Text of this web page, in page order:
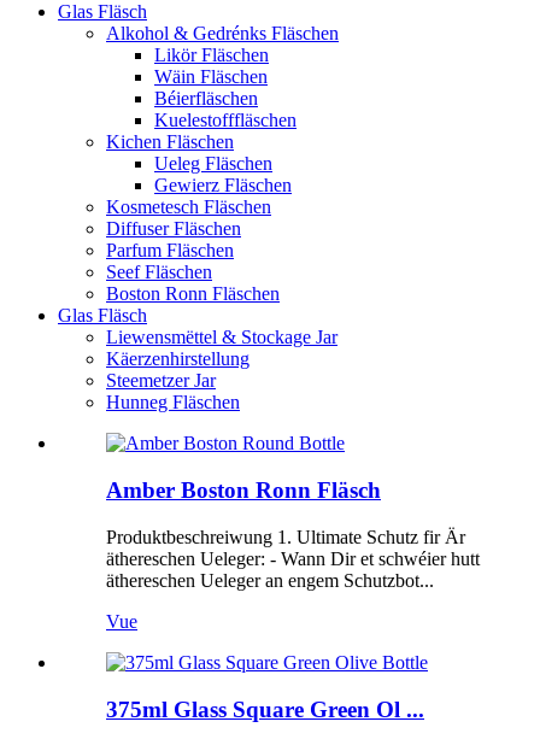
Glas Fläsch
Alkohol & Gedrénks Fläschen
Likör Fläschen
Wäin Fläschen
Béierfläschen
Kuelestofffläschen
Kichen Fläschen
Ueleg Fläschen
Gewierz Fläschen
Kosmetesch Fläschen
Diffuser Fläschen
Parfum Fläschen
Seef Fläschen
Boston Ronn Fläschen
Glas Fläsch
Liewensmëttel & Stockage Jar
Käerzenhirstellung
Steemetzer Jar
Hunneg Fläschen
Amber Boston Ronn Fläsch
Produktbeschreiwung 1. Ultimate Schutz fir Är
äthereschen Ueleger: - Wann Dir et schwéier hutt
äthereschen Ueleger an engem Schutzbot...
Vue
375ml Glass Square Green Ol ...